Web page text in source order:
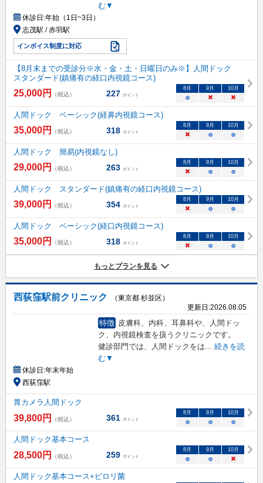
む▼
休診日:年始（1日~3日）
志茂駅 / 赤羽駅
インボイス制度に対応
【8月末までの受診分※水・金・土・日曜日のみ※】人間ドック
スタンダード(鎮痛有の経口内視鏡コース)
25,000円 （税込） 227 ポイント
8 月 9 月 10月
○ × ×
人間ドック ベーシック(経鼻内視鏡コース)
35,000円 （税込） 318 ポイント
8 月 9 月 10月
× ○ ○
人間ドック 簡易(内視鏡なし)
29,000円 （税込） 263 ポイント
8 月 9 月 10月
× ○ ○
人間ドック スタンダード(鎮痛有の経口内視鏡コース)
39,000円 （税込） 354 ポイント
8 月 9 月 10月
× ○ ○
人間ドック ベーシック(経口内視鏡コース)
35,000円 （税込） 318 ポイント
8 月 9 月 10月
× ○ ○
もっとプランを見る
西荻窪駅前クリニック
（東京都 杉並区）
更新日:2026.08.05
特徴 皮膚科、内科、耳鼻科や、人間ドッ
ク、内視鏡検査を扱うクリニックです。
健診部門では、人間ドックをは... 続きを読
む▼
休診日:年末年始
西荻窪駅
胃カメラ人間ドック
39,800円 （税込） 361 ポイント
8月 9月 10月
○ ○ ○
人間ドック基本コース
28,500円 （税込） 259 ポイント
8月 9月 10月
○ ○ ×
人間ドック基本コース+ピロリ菌